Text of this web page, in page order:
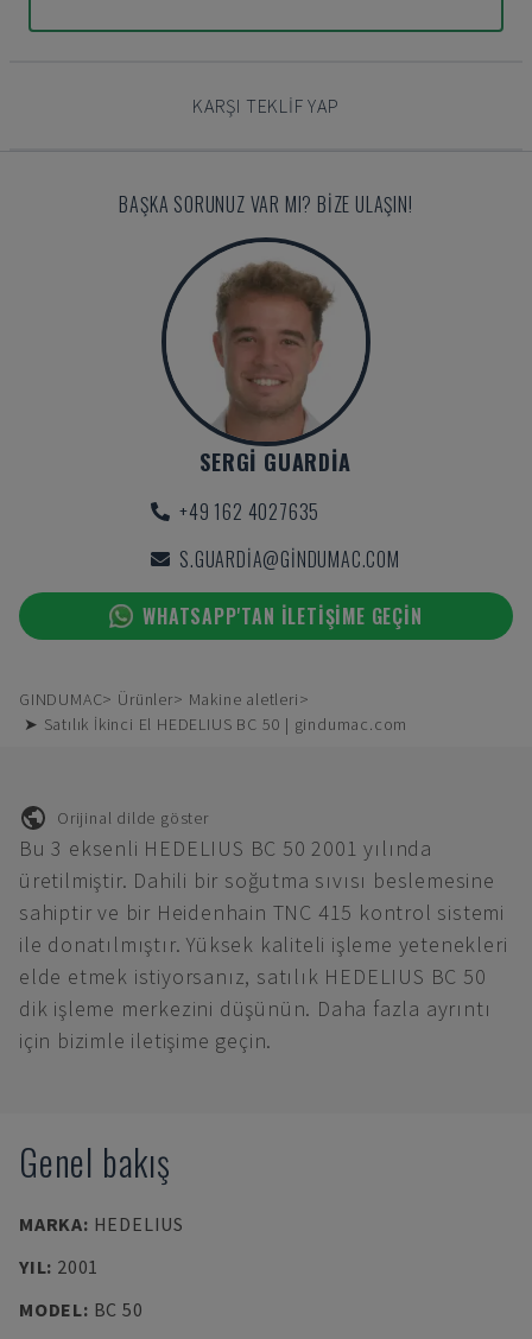
KARŞI TEKLIF YAP
BAŞKA SORUNUZ VAR MI? BIZE ULAŞIN!
SERGI GUARDIA
+49 162 4027635
S.GUARDIA@GINDUMAC.COM
WHATSAPP'TAN ILETIŞIME GEÇIN
GINDUMAC Ürünler
Makine aletleri
➤ Satılık İkinci El HEDELIUS BC 50 | gindumac.com
Orijinal dilde göster
Bu 3 eksenli HEDELIUS BC 50 2001 yılında
üretilmiştir. Dahili bir soğutma sıvısı beslemesine
sahiptir ve bir Heidenhain TNC 415 kontrol sistemi
ile donatılmıştır. Yüksek kaliteli işleme yetenekleri
elde etmek istiyorsanız, satılık HEDELIUS BC 50
dik işleme merkezini düşünün. Daha fazla ayrıntı
için bizimle iletişime geçin.
Genel bakış
MARKA: HEDELIUS
YIL: 2001
MODEL: BC 50